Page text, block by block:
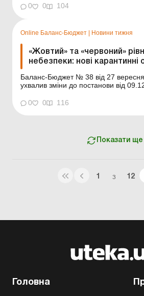
економічні засади здійснення
послуг для забезпечення потреб
0 0 104
Online Баланс-Бюджет | Новини тижня
«Жовтий» та «червоний»
небезпеки: нові
Баланс-Бюджет № 38 від 27
ухвалив зміни до постанови від
обмежувальних протиепідемічних
запобігання поширенню на території
0 0 116
Показати ще
1 З 12
Головна